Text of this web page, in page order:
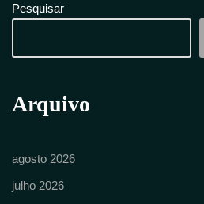
Pesquisar
Arquivo
agosto 2026
julho 2026